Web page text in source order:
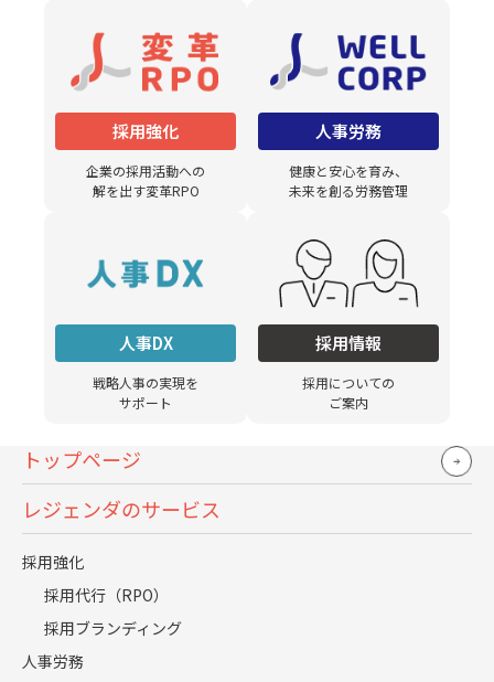
採用強化
企業の採用活動への
解を出す変革RPO
人事労務
健康と安心を育み、
未来を創る労務管理
人事DX
戦略人事の実現を
サポート
採用情報
採用についての
ご案内
トップページ
レジェンダのサービス
採用強化
採用代行（RPO）
採用ブランディング
人事労務
ノウハウが詰まった
資料を大放出！
無料で資料をダウンロード
30秒で簡単入力、お気軽に
お問い合わせください！